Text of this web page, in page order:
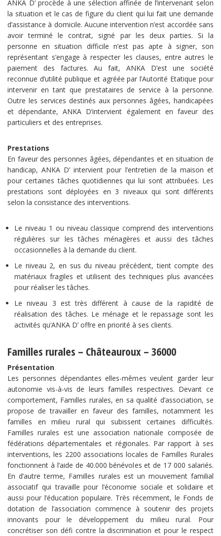
ANKA D’ procède à une sélection affinée de l’intervenant selon
la situation et le cas de figure du client qui lui fait une demande
d’assistance à domicile. Aucune intervention n’est accordée sans
avoir terminé le contrat, signé par les deux parties. Si la
personne en situation difficile n’est pas apte à signer, son
représentant s’engage à respecter les clauses, entre autres le
paiement des factures. Au fait, ANKA D’est une société
reconnue d’utilité publique et agréée par l’Autorité Etatique pour
intervenir en tant que prestataires de service à la personne.
Outre les services destinés aux personnes âgées, handicapées
et dépendante, ANKA D’intervient également en faveur des
particuliers et des entreprises.
Prestations
En faveur des personnes âgées, dépendantes et en situation de
handicap, ANKA D’ intervient pour l’entretien de la maison et
pour certaines tâches quotidiennes qui lui sont attribuées. Les
prestations sont déployées en 3 niveaux qui sont différents
selon la consistance des interventions.
Le niveau 1 ou niveau classique comprend des interventions
régulières sur les tâches ménagères et aussi des tâches
occasionnelles à la demande du client.
Le niveau 2, en sus du niveau précédent, tient compte des
matériaux fragiles et utilisent des techniques plus avancées
pour réaliser les tâches.
Le niveau 3 est très différent à cause de la rapidité de
réalisation des tâches. Le ménage et le repassage sont les
activités qu’ANKA D’ offre en priorité à ses clients.
Familles rurales – Châteauroux – 36000
Présentation
Les personnes dépendantes elles-mêmes veulent garder leur
autonomie vis-à-vis de leurs familles respectives. Devant ce
comportement, Familles rurales, en sa qualité d’association, se
propose de travailler en faveur des familles, notamment les
familles en milieu rural qui subissent certaines difficultés.
Familles rurales est une association nationale composée de
fédérations départementales et régionales. Par rapport à ses
interventions, les 2200 associations locales de Familles Rurales
fonctionnent à l’aide de 40.000 bénévoles et de 17 000 salariés.
En d’autre terme, Familles rurales est un mouvement familial
associatif qui travaille pour l’économie sociale et solidaire et
aussi pour l’éducation populaire. Très récemment, le Fonds de
dotation de l’association commence à soutenir des projets
innovants pour le développement du milieu rural. Pour
concrétiser son défi contre la discrimination et pour le respect